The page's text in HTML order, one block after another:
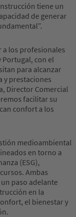
tiene un
de generar
a los profesionales
Portugal, con el
para alcanzar
y prestaciones
Director Comercial
facilitar su
confort a los
medioambiental
en torno a
(ESG),
Ambas
paso adelante
en la
el bienestar y